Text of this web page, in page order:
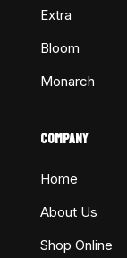
Extra
Bloom
Monarch
COMPANY
Home
About Us
Shop Online